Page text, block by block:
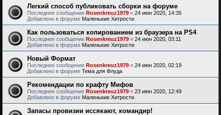
Легкий способ публиковать сборки на форуме
Последнее сообщение Rosenkreuz1979 « 24 июн 2020, 14:35
Добавлено в форуме Маленькие Хитрости
Как пользоваться копированием из браузера на PS4
Последнее сообщение Rosenkreuz1979 « 24 июн 2020, 03:11
Добавлено в форуме Маленькие Хитрости
Новый Формат
Последнее сообщение Rosenkreuz1979 « 24 июн 2020, 02:19
Добавлено в форуме Тема для Флуда
Рекомендации по крафту Мифов
Последнее сообщение Rosenkreuz1979 « 23 июн 2020, 12:49
Добавлено в форуме Маленькие Хитрости
Запасы провизии иссякают, командир!